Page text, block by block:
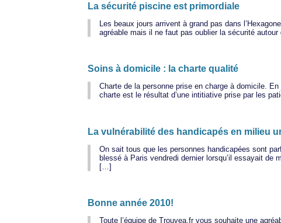
La sécurité piscine est primordiale
Les beaux jours arrivent à grand pas dans
agréable mais il ne faut pas oublier la sécurité
Soins à domicile : la charte qualité
Charte de la personne prise en charge à domicile.
charte est le résultat d’une intitiative prise par les
La vulnérabilité des handicapés en milieu
On sait tous que les personnes handicapées sont
blessé à Paris vendredi dernier lorsqu’il essayait
[…]
Bonne année 2010!
Toute l’équipe de Trouvea.fr vous souhaite une